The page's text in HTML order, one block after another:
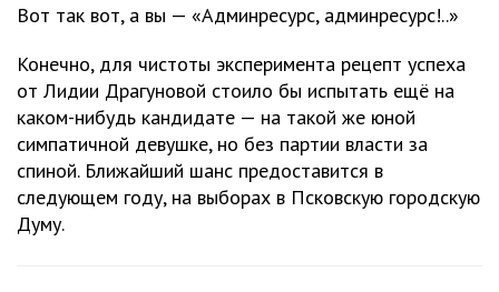
Вот так вот, а вы — «Админресурс, админресурс!..»
Конечно, для чистоты эксперимента рецепт успеха
от Лидии Драгуновой стоило бы испытать ещё на
каком-нибудь кандидате — на такой же юной
симпатичной девушке, но без партии власти за
спиной. Ближайший шанс предоставится в
следующем году, на выборах в Псковскую городскую
Думу.